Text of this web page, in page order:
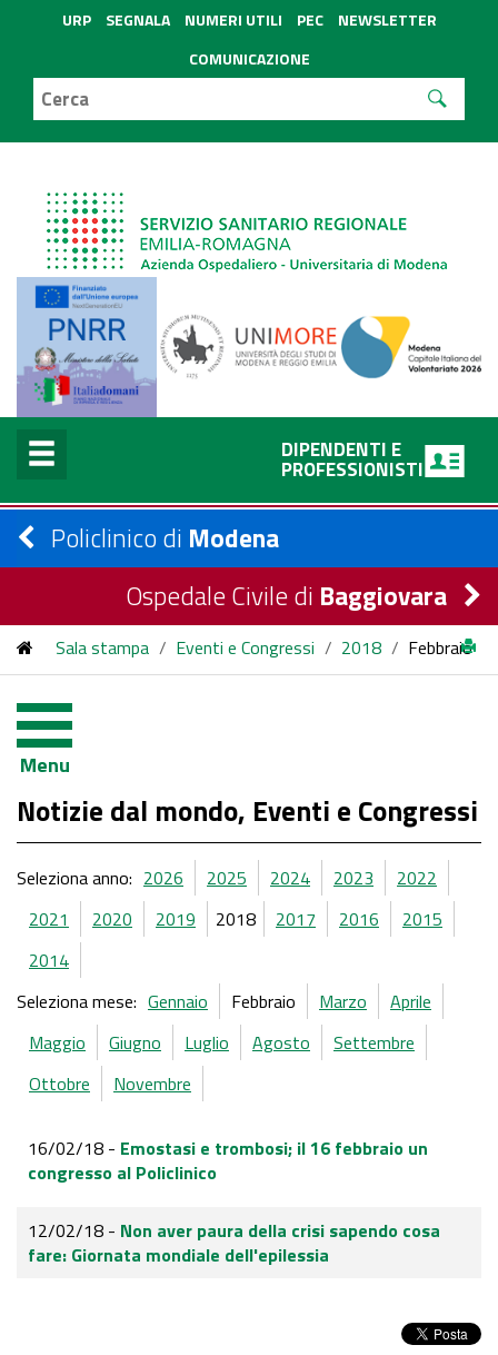
URP SEGNALA NUMERI UTILI PEC
NEWSLETTER
COMUNICAZIONE
DIPENDENTI E
PROFESSIONISTI
Policlinico di Modena
Ospedale Civile di Baggiovara
Sala stampa / Eventi e Congressi / 2018 / Febbraio
Menu
Notizie dal mondo, Eventi e Congressi
Seleziona anno: 2026 2025 2024 2023
2022
2021
2020 2019 2018 2017 2016
2015
2014
Seleziona mese: Gennaio Febbraio Marzo
Aprile
Maggio
Giugno Luglio Agosto
Settembre
Ottobre
Novembre
16/02/18 - Emostasi e trombosi; il 16 febbraio un
congresso al Policlinico
12/02/18 - Non aver paura della crisi sapendo cosa
fare: Giornata mondiale dell'epilessia